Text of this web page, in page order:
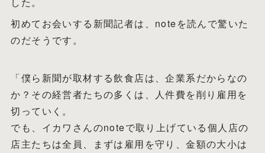
初めてお会いする新聞記者は、noteを読んで驚いた
のだそうです。
「僕ら新聞が取材する飲食店は、企業系だからなの
か？その経営者たちの多くは、人件費を削り雇用を
切っていく。
でも、イカワさんのnoteで取り上げている個人店の
店主たちは全員、まずは雇用を守り、金額の大小は